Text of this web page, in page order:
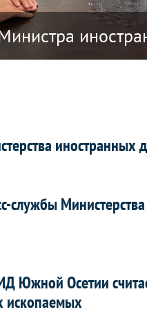
с решением
службы
Южной Осетии
ископаемых